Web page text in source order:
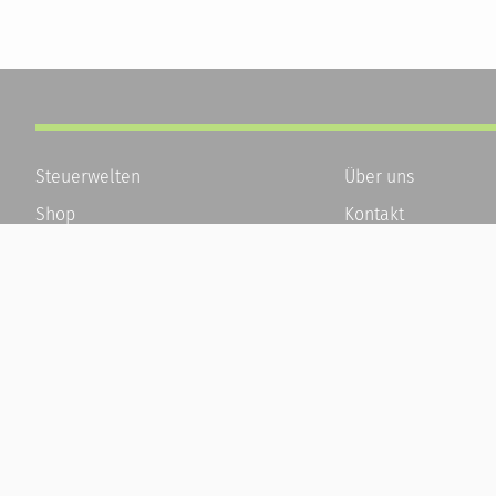
Steuerwelten
Shop
Über uns
Kontakt